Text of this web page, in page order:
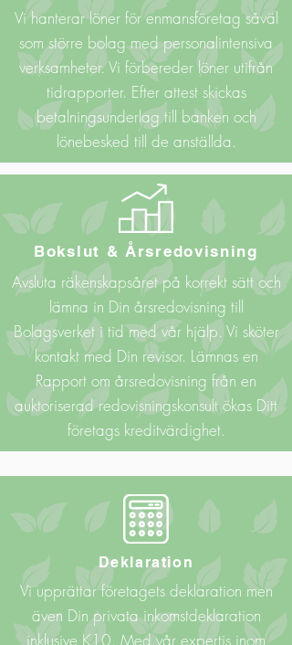
Vi hanterar löner för enmansföretag såväl
som större bolag med personalintensiva
verksamheter. Vi förbereder löner utifrån
tidrapporter. Efter attest skickas
betalningsunderlag till banken och
lönebesked till de anställda.
Bokslut & Årsredovisning
Avsluta räkenskapsåret på korrekt sätt och
lämna in Din årsredovisning till
Bolagsverket i tid med vår hjälp. Vi sköter
kontakt med Din revisor. Lämnas en
Rapport om årsredovisning från en
auktoriserad redovisningskonsult ökas Ditt
företags kreditvärdighet.
Deklaration
Vi upprättar företagets deklaration men
även Din privata inkomstdeklaration
inklusive K10. Med vår expertis inom